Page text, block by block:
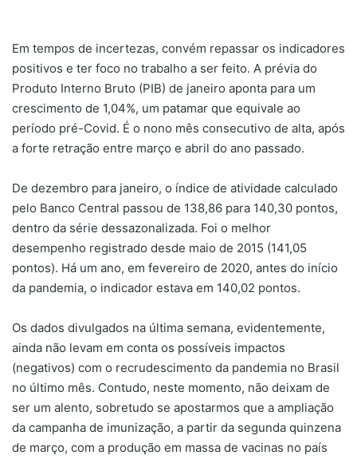
Em tempos de incertezas, convém repassar os indicadores
positivos e ter foco no trabalho a ser feito. A prévia do
Produto Interno Bruto (PIB) de janeiro aponta para um
crescimento de 1,04%, um patamar que equivale ao
período pré-Covid. É o nono mês consecutivo de alta, após
a forte retração entre março e abril do ano passado.
De dezembro para janeiro, o índice de atividade calculado
pelo Banco Central passou de 138,86 para 140,30 pontos,
dentro da série dessazonalizada. Foi o melhor
desempenho registrado desde maio de 2015 (141,05
pontos). Há um ano, em fevereiro de 2020, antes do início
da pandemia, o indicador estava em 140,02 pontos.
Os dados divulgados na última semana, evidentemente,
ainda não levam em conta os possíveis impactos
(negativos) com o recrudescimento da pandemia no Brasil
no último mês. Contudo, neste momento, não deixam de
ser um alento, sobretudo se apostarmos que a ampliação
da campanha de imunização, a partir da segunda quinzena
de março, com a produção em massa de vacinas no país